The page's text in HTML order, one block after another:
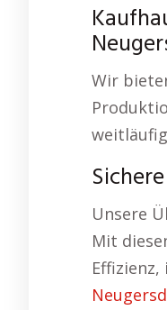
Wir
Unsere
Mit